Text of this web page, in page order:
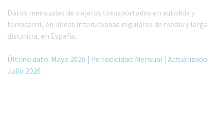
Datos mensuales de viajeros transportados en autobús y
ferrocarril, en líneas interurbanas regulares de media y larga
distancia, en España.
Último dato: Mayo 2026 | Periodicidad: Mensual | Actualizado:
Julio 2026